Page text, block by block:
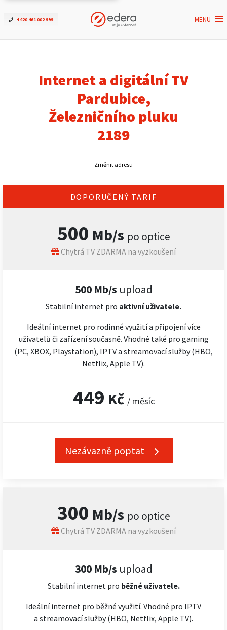
+420 461 002 999 MENU
Ověřit dostupnost
ČEZNET TV
Podpora
Internet a digitální TV
Pardubice,
Železničního pluku
2189
Změnit adresu
300 Mb/s po optice
Chytrá TV ZDARMA na vyzkoušení
300 Mb/s upload
Stabilní internet pro běžné uživatele.
Ideální internet pro běžné využití. Vhodné pro IPTV
a streamovací služby (HBO, Netflix, Apple TV).
DOPORUČENÝ TARIF
500 Mb/s po optice
Chytrá TV ZDARMA na vyzkoušení
500 Mb/s upload
Stabilní internet pro aktivní uživatele.
Ideální internet pro rodinné využití a připojení více
uživatelů či zařízení současně. Vhodné také pro gaming
(PC, XBOX, Playstation), IPTV a streamovací služby (HBO,
Netflix, Apple TV).
449 Kč / měsíc
Nezávazně poptat